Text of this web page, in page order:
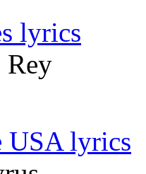
lyrics
Rey
USA lyrics